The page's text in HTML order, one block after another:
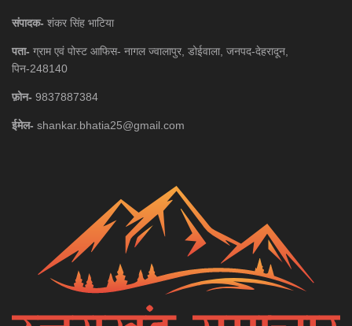
संपादक- शंकर सिंह भाटिया
पता- ग्राम एवं पोस्ट आफिस- नागल ज्वालापुर, डोईवाला, जनपद-देहरादून,
पिन-248140
फ़ोन- 9837887384
ईमेल- shankar.bhatia25@gmail.com